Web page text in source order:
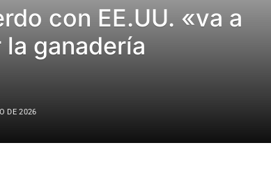
con EE.UU. «va a
ganadería
DE 2026